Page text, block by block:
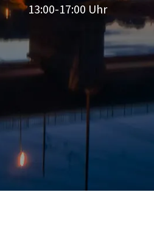
13:00-17:00 Uhr